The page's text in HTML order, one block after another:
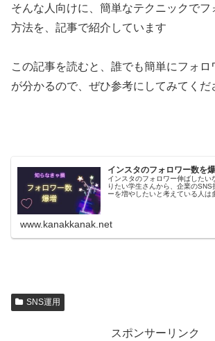
そんな人向けに、簡単なテクニックでフ
方法を、記事で紹介しています
この記事を読むと、誰でも簡単にフォ
が分かるので、ぜひ参考にしてみてくだ
インスタのフォロワー数を
インスタのフォロワー伸ばしたい
りたい学生さんから、企業の
ーを増やしたいと考えている人は
www.kanakkanak.net
SNS運用
スポンサーリンク